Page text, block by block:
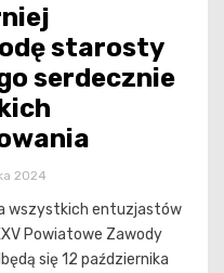
starosty
serdecznie
2024
wszystkich entuzjastów
Powiatowe Zawody
się 12 października